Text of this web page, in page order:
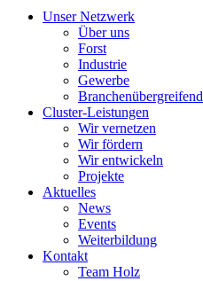
Unser Netzwerk
Über uns
Forst
Industrie
Gewerbe
Branchenübergreifend
Cluster-Leistungen
Wir vernetzen
Wir fördern
Wir entwickeln
Projekte
Aktuelles
News
Events
Weiterbildung
Kontakt
Team Holz